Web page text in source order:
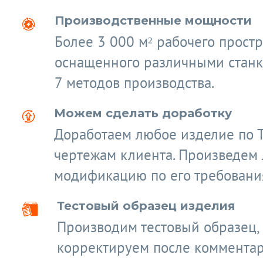
Производственные мощности
Более 3 000 м² рабочего
оснащенного различными
7 методов производства.
Можем сделать доработку
Доработаем любое изделие по
чертежам клиента.
модификацию по его
Тестовый образец изделия
Производим тестовый образец,
корректируем после